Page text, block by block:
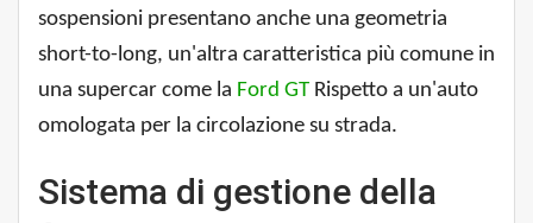
sospensioni presentano anche una geometria
short-to-long, un'altra caratteristica più comune in
una supercar come la Ford GT Rispetto a un'auto
omologata per la circolazione su strada.
Sistema di gestione della